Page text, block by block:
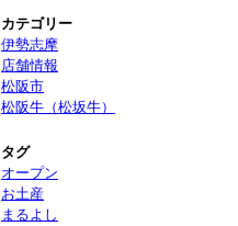
カテゴリー
伊勢志摩
店舗情報
松阪市
松阪牛（松坂牛）
タグ
オープン
お土産
まるよし